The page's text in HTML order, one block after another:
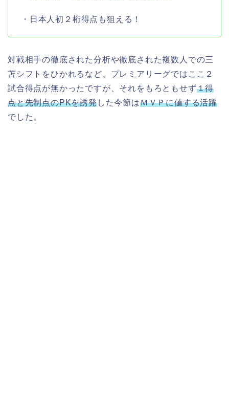
・日本人初２桁得点も狙える！
対戦相手の徹底された分析や徹底された複数人での三
苫シフトをひかれるなど、プレミアリーグではここ２
試合得点が無かったですが、それをもろともせず１得
点と先制点のPKを誘発した今節はＭＶＰに値する活躍
でした。